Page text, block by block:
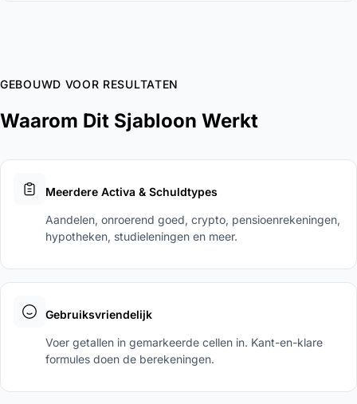
GEBOUWD VOOR RESULTATEN
Waarom Dit Sjabloon Werkt
Meerdere Activa & Schuldtypes
Aandelen, onroerend goed, crypto, pensioenrekeningen,
hypotheken, studieleningen en meer.
Gebruiksvriendelijk
Voer getallen in gemarkeerde cellen in. Kant-en-klare
formules doen de berekeningen.